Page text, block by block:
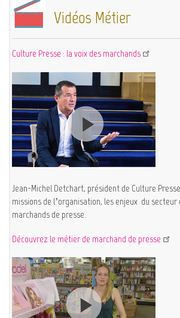
b
o
o
k
Vidéos Métier
Culture Presse : la voix des marchands
Jean-Michel Detchart, président de Culture
missions de l’organisation, les enjeux du secteur
marchands de presse.
Découvrez le métier de marchand de presse